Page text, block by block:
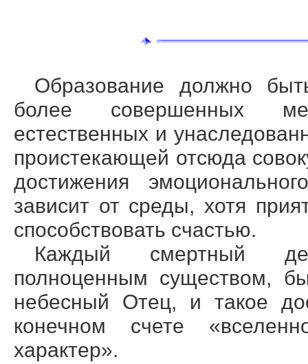
Образование должно
более совершенных
естественных и
проистекающей отсюда
достижения
зависит от среды, хотя
способствовать счастью.
Каждый смертный
полноценным существом,
небесный Отец, и такое
конечном счете
характер».